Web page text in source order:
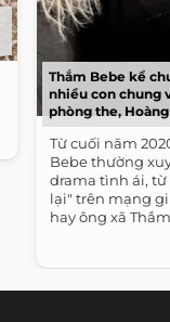
Thắm Bebe kể
nhiều con chung
phòng the,
Từ cuối năm
Bebe thường
drama tình ái,
lại" trên mạng
hay ông xã